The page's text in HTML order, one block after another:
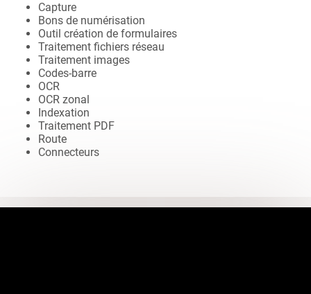
Capture
Bons de numérisation
Outil création de formulaires
Traitement fichiers réseau
Traitement images
Codes-barre
OCR
OCR zonal
Indexation
Traitement PDF
Route
Connecteurs